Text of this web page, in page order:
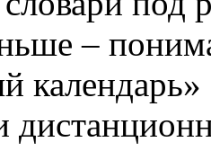
–